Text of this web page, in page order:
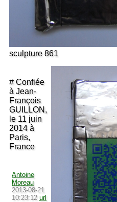
sculpture 861
# Confiée
à Jean-
François
GUILLON,
le 11 juin
2014 à
Paris,
France
Antoine
Moreau
2013-08-21
10:23:12 url